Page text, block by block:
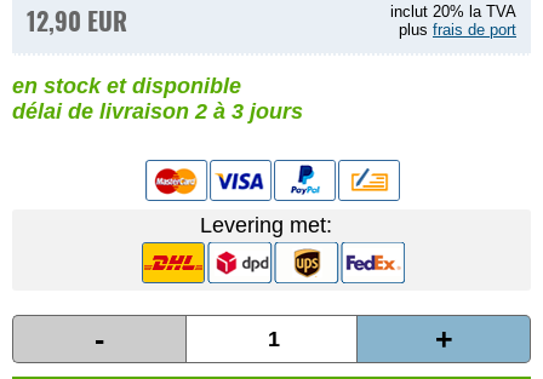
12,90 EUR
inclut 20% la TVA
plus frais de port
en stock et disponible
délai de livraison 2 à 3 jours
Levering met:
- +